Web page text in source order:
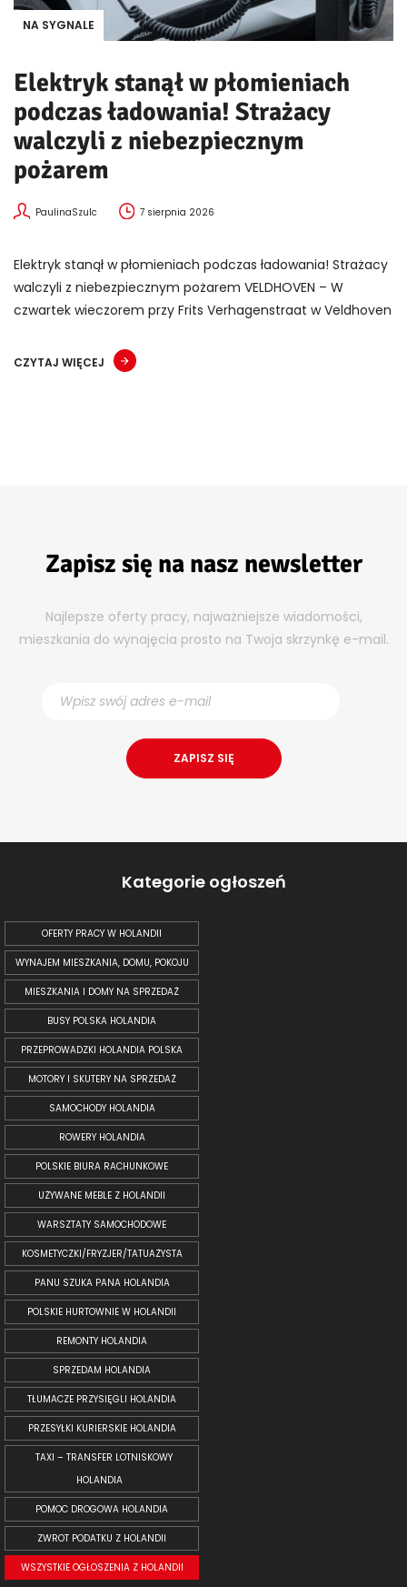
NA SYGNALE
Elektryk stanął w płomieniach
podczas ładowania! Strażacy
walczyli z niebezpiecznym
pożarem
PaulinaSzulc 7 sierpnia 2026
Elektryk stanął w płomieniach podczas ładowania! Strażacy
walczyli z niebezpiecznym pożarem VELDHOVEN – W
czwartek wieczorem przy Frits Verhagenstraat w Veldhoven
CZYTAJ WIĘCEJ
Zapisz się na nasz newsletter
Najlepsze oferty pracy, najważniejsze wiadomości,
mieszkania do wynajęcia prosto na Twoja skrzynkę e-mail.
Kategorie ogłoszeń
OFERTY PRACY W HOLANDII
WYNAJEM MIESZKANIA, DOMU, POKOJU
MIESZKANIA I DOMY NA SPRZEDAŻ
BUSY POLSKA HOLANDIA
PRZEPROWADZKI HOLANDIA POLSKA
MOTORY I SKUTERY NA SPRZEDAŻ
SAMOCHODY HOLANDIA
ROWERY HOLANDIA
POLSKIE BIURA RACHUNKOWE
UŻYWANE MEBLE Z HOLANDII
WARSZTATY SAMOCHODOWE
KOSMETYCZKI/FRYZJER/TATUAŻYSTA
PANU SZUKA PANA HOLANDIA
POLSKIE HURTOWNIE W HOLANDII
REMONTY HOLANDIA
SPRZEDAM HOLANDIA
TŁUMACZE PRZYSIĘGLI HOLANDIA
PRZESYŁKI KURIERSKIE HOLANDIA
TAXI – TRANSFER LOTNISKOWY
HOLANDIA
POMOC DROGOWA HOLANDIA
ZWROT PODATKU Z HOLANDII
WSZYSTKIE OGŁOSZENIA Z HOLANDII